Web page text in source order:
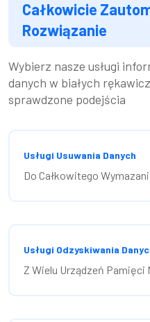
Całkowicie
Rozwiązanie
Wybierz nasze usługi
danych w białych
sprawdzone podejścia
Usługi Usuwania Danych
Do Całkowitego
Usługi Odzyskiwania
Z Wielu Urządzeń Pamięci